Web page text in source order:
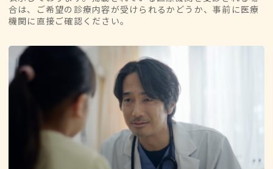
合は、ご希望の診療内容が受けられるかどうか、事前に医療
機関に直接ご確認ください。